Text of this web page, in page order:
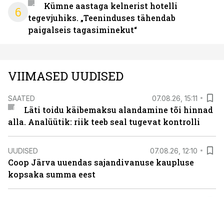
6
Kümne aastaga kelnerist hotelli
tegevjuhiks. „Teeninduses tähendab
paigalseis tagasiminekut“
VIIMASED UUDISED
SAATED 07.08.26, 15:11
Läti toidu käibemaksu alandamine tõi hinnad
alla. Analüütik: riik teeb seal tugevat kontrolli
UUDISED 07.08.26, 12:10
Coop Järva uuendas sajandivanuse kaupluse
kopsaka summa eest